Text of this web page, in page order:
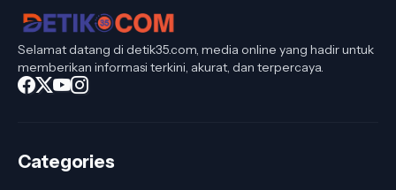
Selamat datang di detik35.com, media online yang hadir untuk
memberikan informasi terkini, akurat, dan terpercaya.
Categories